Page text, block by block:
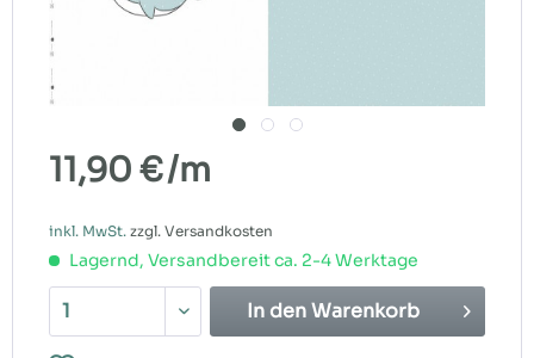
11,90 €/m
inkl. MwSt. zzgl. Versandkosten
Lagernd, Versandbereit ca. 2-4 Werktage
In denWarenkorb